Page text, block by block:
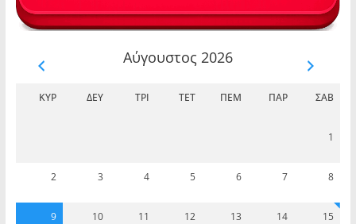
Αύγουστος 2026
ΚΥΡ ΔΕΥ ΤΡΊ ΤΕΤ ΠΈΜ ΠΑΡ ΣΆΒ
1
2 3 4 5 6 7 8
9 10 11 12 13 14 15